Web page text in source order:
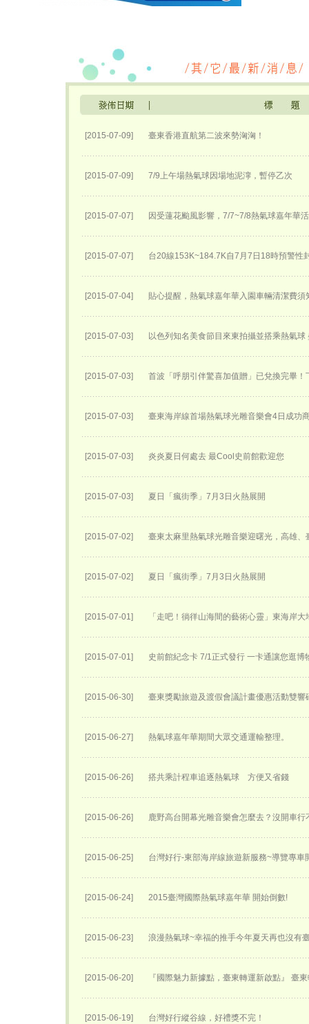
[2015-07-09] 臺東香港直航第二波來勢洶洶！
[2015-07-09] 7/9上午場熱氣球因場地泥濘，暫停乙次
[2015-07-07] 因受蓮花颱風影響，7/7~7/8熱氣球嘉年華
[2015-07-07] 台20線153K~184.7K自7月7日18時預警性
[2015-07-04] 貼心提醒，熱氣球嘉年華入園車輛清潔費須
[2015-07-03] 以色列知名美食節目來東拍攝並搭乘熱氣球
[2015-07-03] 首波「呼朋引伴驚喜加值贈」已兌換完畢！
[2015-07-03] 臺東海岸線首場熱氣球光雕音樂會4日成功
[2015-07-03] 炎炎夏日何處去 最Cool史前館歡迎您
[2015-07-03] 夏日「瘋街季」7月3日火熱展開
[2015-07-02] 臺東太麻里熱氣球光雕音樂迎曙光，高雄
[2015-07-02] 夏日「瘋街季」7月3日火熱展開
[2015-07-01] 「走吧！徜徉山海間的藝術心靈」東海岸
[2015-07-01] 史前館紀念卡 7/1正式發行 一卡通讓您逛博
[2015-06-30] 臺東獎勵旅遊及渡假會議計畫優惠活動雙響
[2015-06-27] 熱氣球嘉年華期間大眾交通運輸整理。
[2015-06-26] 搭共乘計程車追逐熱氣球 方便又省錢
[2015-06-26] 鹿野高台開幕光雕音樂會怎麼去？沒開車行
[2015-06-25] 台灣好行-東部海岸線旅遊新服務~導覽專車
[2015-06-24] 2015臺灣國際熱氣球嘉年華 開始倒數!
[2015-06-23] 浪漫熱氣球~幸福的推手今年夏天再也沒有
[2015-06-20] 『國際魅力新據點，臺東轉運新啟點』 臺東
[2015-06-19] 台灣好行縱谷線，好禮獎不完！